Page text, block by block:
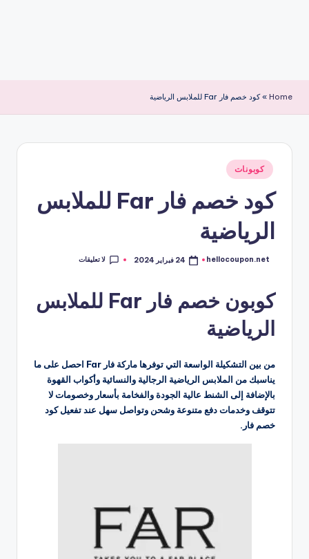
Home
»كود خصم فار Far للملابس الرياضية
نُشر
في
كوبونات
كود خصم فار Far للملابس
الرياضية
تمّ
hellocoupon.net 24 فبراير 2024 لا تعليقات
كوبون خصم فار Far للملابس
الرياضية
من بين التشكيلة الواسعة التي توفرها ماركة فار Far احصل على ما
يناسبك من الملابس الرياضية الرجالية والنسائية وأكواب القهوة
بالإضافة إلى الشنط عالية الجودة والفخامة بأسعار وخصومات لا
تتوقف وخدمات دفع متنوعة وشحن وتواصل سهل عند تفعيل كود
خصم فار.